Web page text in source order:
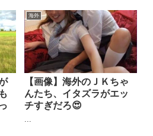
海外
【画像】海外のＪＫちゃ
んたち、イタズラがエッ
チすぎだろ😍
...